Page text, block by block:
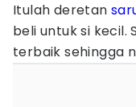
Itulah deretan
beli untuk si kecil.
terbaik sehingga